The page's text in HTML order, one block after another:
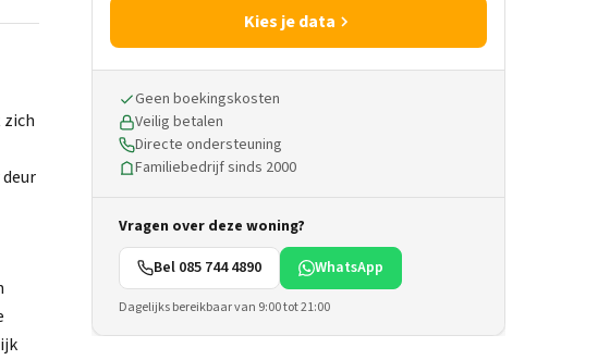
Kies je data
Geen boekingskosten
Veilig betalen
Directe ondersteuning
Familiebedrijf sinds 2000
Vragen over deze woning?
Bel 085 744 4890
WhatsApp
Dagelijks bereikbaar van 9:00 tot 21:00